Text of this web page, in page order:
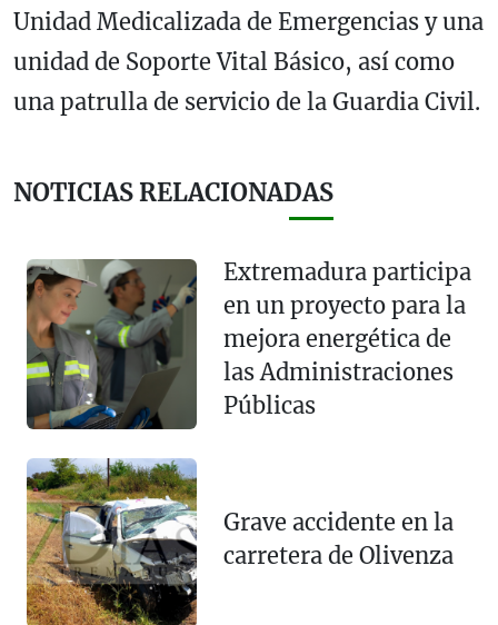
Unidad Medicalizada de Emergencias y una
unidad de Soporte Vital Básico, así como
una patrulla de servicio de la Guardia Civil.
NOTICIAS RELACIONADAS
Extremadura participa
en un proyecto para la
mejora energética de
las Administraciones
Públicas
Grave accidente en la
carretera de Olivenza